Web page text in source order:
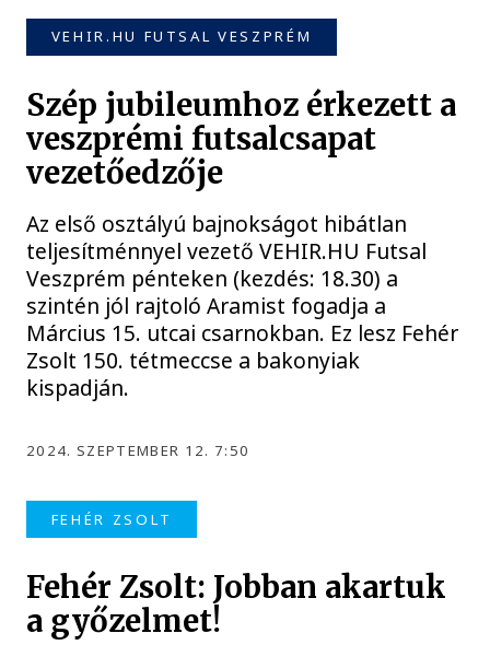
VEHIR.HU FUTSAL VESZPRÉM
Szép jubileumhoz érkezett a
veszprémi futsalcsapat
vezetőedzője
Az első osztályú bajnokságot hibátlan
teljesítménnyel vezető VEHIR.HU Futsal
Veszprém pénteken (kezdés: 18.30) a
szintén jól rajtoló Aramist fogadja a
Március 15. utcai csarnokban. Ez lesz Fehér
Zsolt 150. tétmeccse a bakonyiak
kispadján.
2024. SZEPTEMBER 12. 7:50
FEHÉR ZSOLT
Fehér Zsolt: Jobban akartuk
a győzelmet!